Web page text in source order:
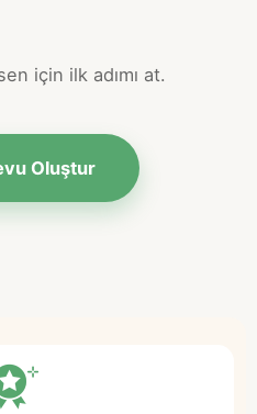
için ilk adımı at.
Oluştur